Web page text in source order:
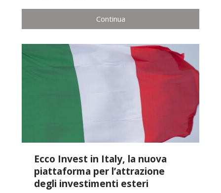
Continua
Ecco Invest in Italy, la nuova
piattaforma per l’attrazione
degli investimenti esteri